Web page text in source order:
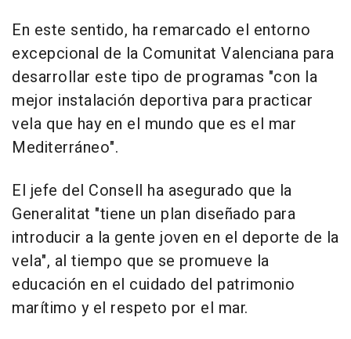
En este sentido, ha remarcado el entorno
excepcional de la Comunitat Valenciana para
desarrollar este tipo de programas "con la
mejor instalación deportiva para practicar
vela que hay en el mundo que es el mar
Mediterráneo".
El jefe del Consell ha asegurado que la
Generalitat "tiene un plan diseñado para
introducir a la gente joven en el deporte de la
vela", al tiempo que se promueve la
educación en el cuidado del patrimonio
marítimo y el respeto por el mar.